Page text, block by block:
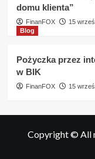
domu klienta”
FinanFOX
15
Blog
Pożyczka przez
w BIK
FinanFOX 15
Copyright © All